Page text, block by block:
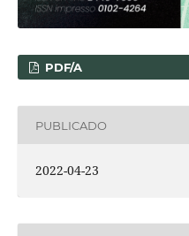
PDF/A
PUBLICADO
2022-04-23